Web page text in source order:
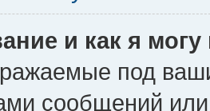
и как я
под
сообщений